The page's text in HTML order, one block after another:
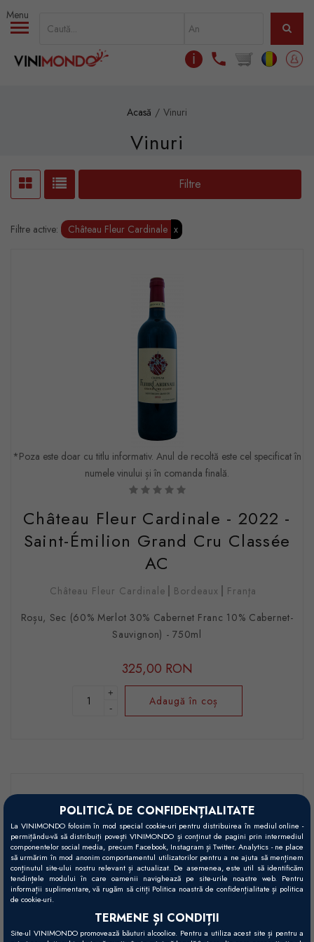
POLITICĂ DE CONFIDENȚIALITATE
La VINIMONDO folosim în mod special cookie-uri pentru distribuirea în mediul online -
permițându-vă să distribuiți povești VINIMONDO și conținut de pagini prin intermediul
componentelor social media, precum Facebook, Instagram și Twitter. Analytics - ne place
să urmărim în mod anonim comportamentul utilizatorilor pentru a ne ajuta să menținem
conținutul site-ului nostru relevant și actualizat. De asemenea, este util să identificăm
tendințele modului în care oamenii navighează pe site-urile noastre web. Pentru
informații suplimentare, vă rugăm să citiți Politica noastră de confidențialitate și politica
de cookie-uri.
TERMENE ȘI CONDIȚII
Site-ul VINIMONDO promovează băuturi alcoolice. Pentru a utiliza acest site și pentru a
Mergi la conţinutul principal
ℹ
Acasă Vinuri
Vinuri
Filtre
Filtre active: Château Fleur Cardinale x
*Poza este doar cu titlu informativ. Anul de recoltă este cel specificat în
numele vinului și în comanda finală.
Château Fleur Cardinale - 2022 -
Saint-Émilion Grand Cru Classée
AC
Château Fleur Cardinale Bordeaux
Franţa
Roșu, Sec (60% Merlot 30% Cabernet Franc 10% Cabernet-
Sauvignon) - 750ml
325,00 RON
+
-
Adaugă în coș
RP:
95